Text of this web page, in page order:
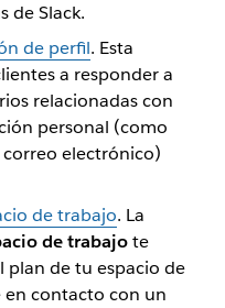
de Slack.
de perfil. Esta
a responder a
relacionadas con
personal (como
electrónico)
de trabajo. La
de trabajote
plan de tu espacio de
contacto con un